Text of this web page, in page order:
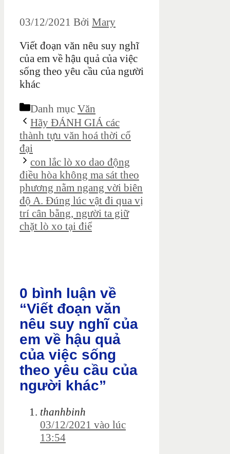
03/12/2021 Bởi Mary
Viết đoạn văn nêu suy nghĩ
của em về hậu quả của việc
sống theo yêu cầu của người
khác
Danh mục Văn
Hãy ĐÁNH GIÁ các
thành tựu văn hoá thời cổ
đại
con lắc lò xo dao động
điều hòa không ma sát theo
phương nằm ngang vời biên
độ A. Đúng lúc vật đi qua vị
trí cân bằng, người ta giữ
chặt lò xo tại điể
0 bình luận về
“Viết đoạn văn
nêu suy nghĩ của
em về hậu quả
của việc sống
theo yêu cầu của
người khác”
thanhbinh
03/12/2021 vào lúc
13:54